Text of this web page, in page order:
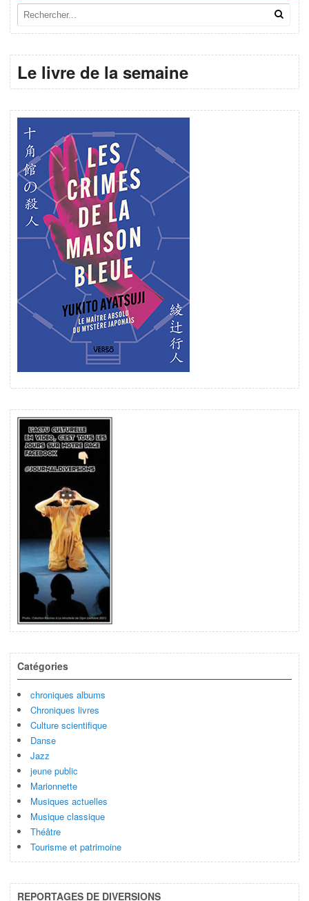
Le livre de la semaine
Catégories
chroniques albums
Chroniques livres
Culture scientifique
Danse
Jazz
jeune public
Marionnette
Musiques actuelles
Musique classique
Théâtre
Tourisme et patrimoine
REPORTAGES DE DIVERSIONS